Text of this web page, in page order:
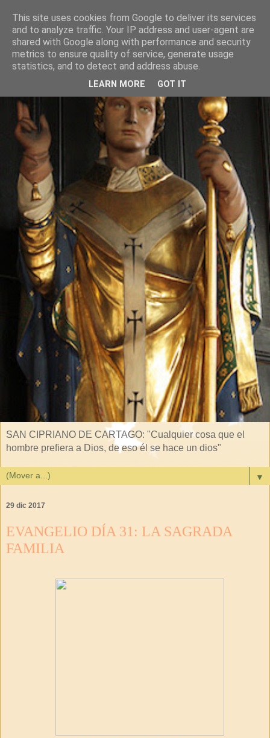
SAN CIPRIANO DE CARTAGO: "Cualquier cosa que el
hombre prefiera a Dios, de eso él se hace un dios"
▼
29 dic 2017
EVANGELIO DÍA 31: LA SAGRADA
FAMILIA
This site uses cookies from Google to deliver its services
and to analyze traffic. Your IP address and user-agent are
shared with Google along with performance and security
metrics to ensure quality of service, generate usage
statistics, and to detect and address abuse.
LEARN MORE GOT IT